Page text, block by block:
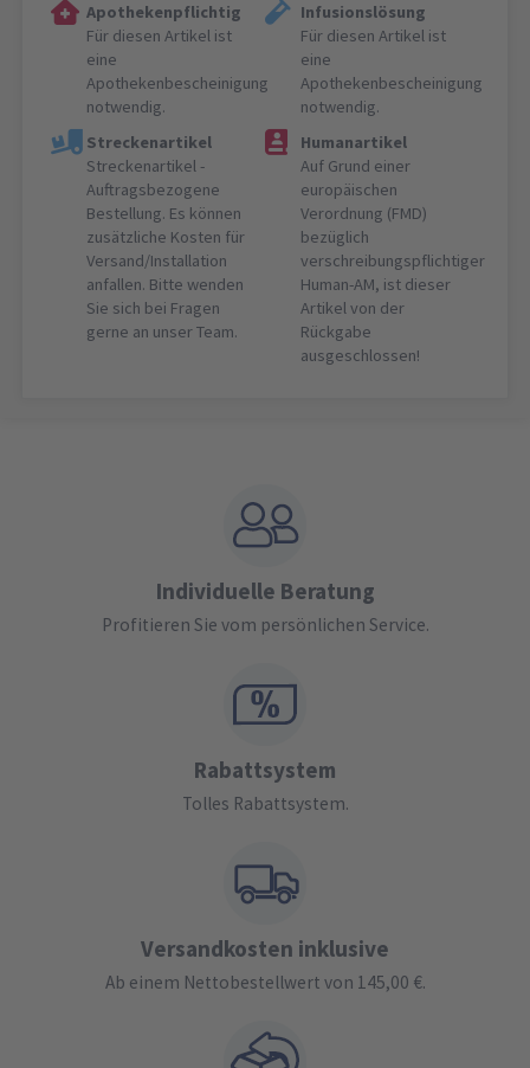
Apothekenpflichtig
Für diesen Artikel ist
eine
Apothekenbescheinigung
notwendig.
Infusionslösung
Für diesen Artikel ist
eine
Apothekenbescheinigung
notwendig.
Streckenartikel
Streckenartikel -
Auftragsbezogene
Bestellung. Es können
zusätzliche Kosten für
Versand/Installation
anfallen. Bitte wenden
Sie sich bei Fragen
gerne an unser Team.
Humanartikel
Auf Grund einer
europäischen
Verordnung (FMD)
bezüglich
verschreibungspflichtiger
Human-AM, ist dieser
Artikel von der
Rückgabe
ausgeschlossen!
Individuelle Beratung
Profitieren Sie vom persönlichen Service.
Rabattsystem
Tolles Rabattsystem.
Versandkosten inklusive
Ab einem Nettobestellwert von 145,00 €.